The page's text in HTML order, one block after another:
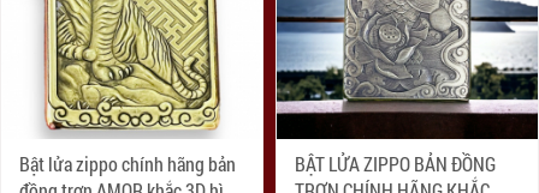
Bật lửa zippo chính hãng bản
BẬT LỬA ZIPPO BẢN ĐỒNG